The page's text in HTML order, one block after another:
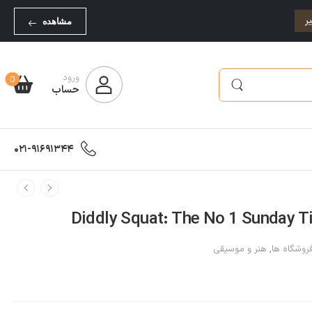
مشاهده
ورود
حساب
0
021-91691344
ها, هنر و موسیقی